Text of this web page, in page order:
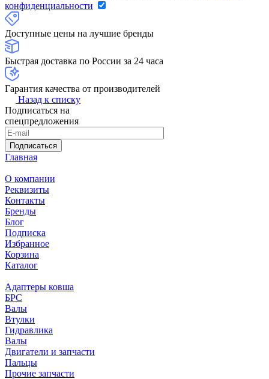
конфиденциальности
Доступные цены на лучшие бренды
Быстрая доставка по России за 24 часа
Гарантия качества от производителей
Назад к списку
Подписаться на
спецпредложения
Подписаться
Главная
О компании
Реквизиты
Контакты
Бренды
Блог
Подписка
Избранное
Корзина
Каталог
Адаптеры ковша
БРС
Валы
Втулки
Гидравлика
Валы
Двигатели и запчасти
Пальцы
Прочие запчасти